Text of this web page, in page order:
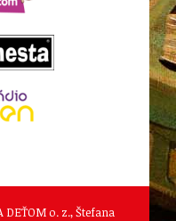
DEŤOM o. z., Štefana